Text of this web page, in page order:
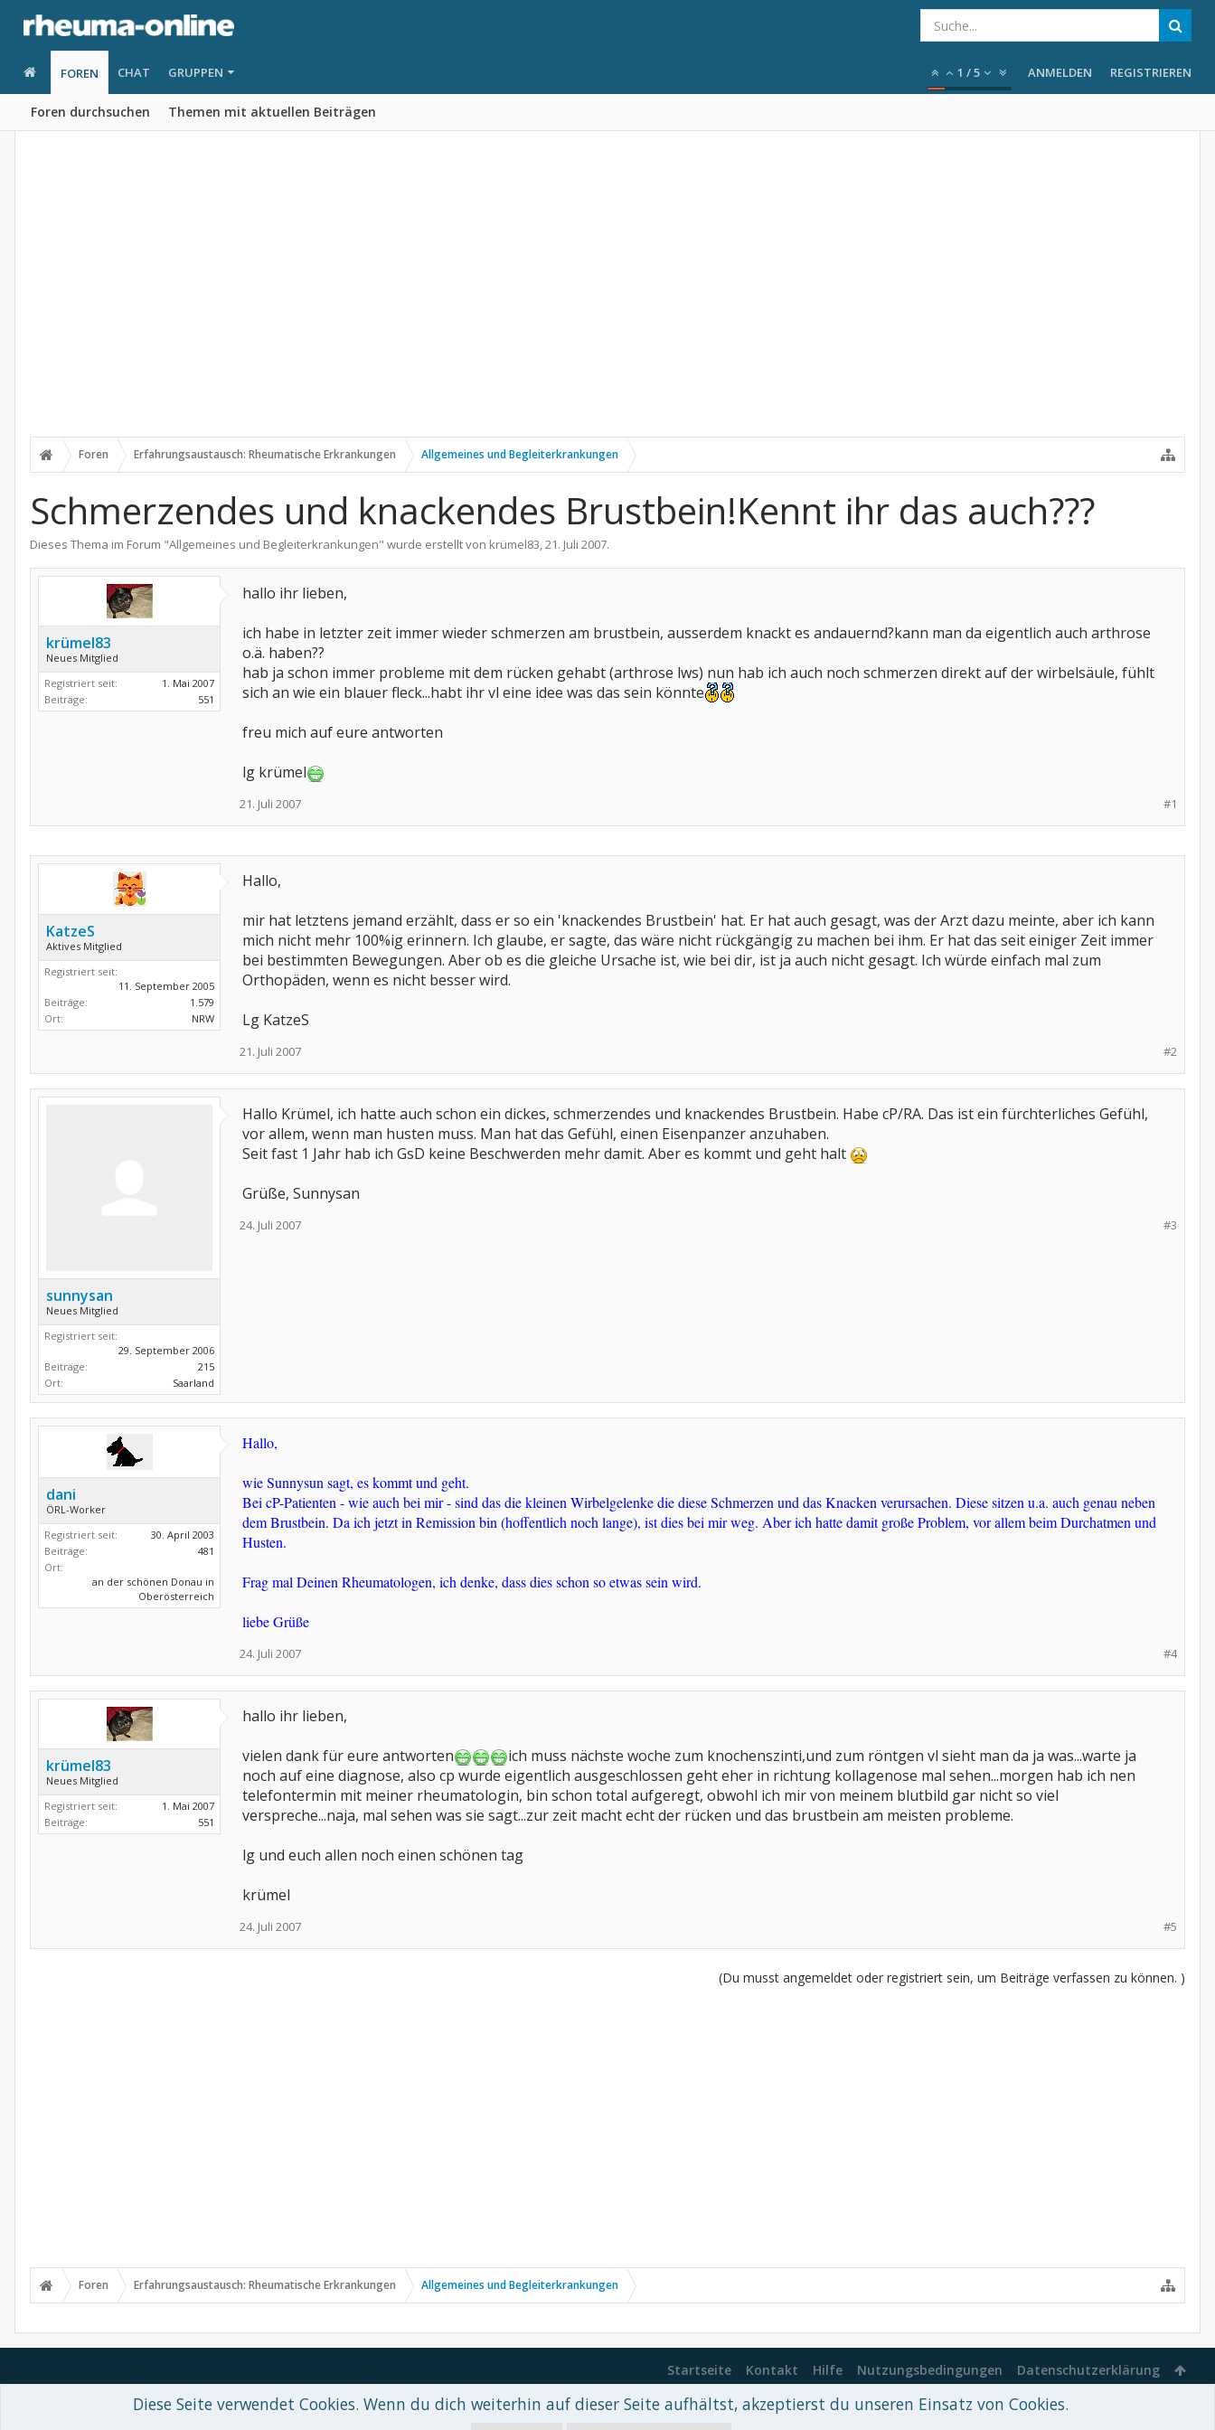
FOREN
Foren durchsuchen Themen mit aktuellen Beiträgen
CHAT GRUPPEN 1 /5 ANMELDEN REGISTRIEREN
Foren Erfahrungsaustausch: Rheumatische Erkrankungen Allgemeines und Begleiterkrankungen
Schmerzendes und knackendes Brustbein!Kennt ihr das auch???
Dieses Thema im Forum "Allgemeines und Begleiterkrankungen" wurde erstellt von krümel83,21. Juli 2007.
krümel83
Neues Mitglied
Registriert seit:
1. Mai 2007
Beiträge:
551
hallo ihr lieben,
ich habe in letzter zeit immer wieder schmerzen am brustbein, ausserdem knackt es andauernd?kann man da eigentlich auch arthrose
o.ä. haben??
hab ja schon immer probleme mit dem rücken gehabt (arthrose lws) nun hab ich auch noch schmerzen direkt auf der wirbelsäule, fühlt
sich an wie ein blauer fleck...habt ihr vl eine idee was das sein könnte
freu mich auf eure antworten
lg krümel
#1
21. Juli 2007
KatzeS
Aktives Mitglied
Registriert seit:
11. September 2005
Beiträge:
1.579
Ort:
NRW
Hallo,
mir hat letztens jemand erzählt, dass er so ein 'knackendes Brustbein' hat. Er hat auch gesagt, was der Arzt dazu meinte, aber ich kann
mich nicht mehr 100%ig erinnern. Ich glaube, er sagte, das wäre nicht rückgängig zu machen bei ihm. Er hat das seit einiger Zeit immer
bei bestimmten Bewegungen. Aber ob es die gleiche Ursache ist, wie bei dir, ist ja auch nicht gesagt. Ich würde einfach mal zum
Orthopäden, wenn es nicht besser wird.
Lg KatzeS
#2
21. Juli 2007
sunnysan
Neues Mitglied
Registriert seit:
29. September 2006
Beiträge:
215
Ort:
Saarland
Hallo Krümel, ich hatte auch schon ein dickes, schmerzendes und knackendes Brustbein. Habe cP/RA. Das ist ein fürchterliches Gefühl,
vor allem, wenn man husten muss. Man hat das Gefühl, einen Eisenpanzer anzuhaben.
Seit fast 1 Jahr hab ich GsD keine Beschwerden mehr damit. Aber es kommt und geht halt
Grüße, Sunnysan
#3
24. Juli 2007
dani
ÖRL-Worker
Registriert seit:
30. April 2003
Beiträge:
481
Ort:
an der schönen Donau in
Oberösterreich
Hallo,
wie Sunnysun sagt, es kommt und geht.
Bei cP-Patienten - wie auch bei mir - sind das die kleinen Wirbelgelenke die diese Schmerzen und das Knacken verursachen. Diese sitzen u.a. auch genau neben
dem Brustbein. Da ich jetzt in Remission bin (hoffentlich noch lange), ist dies bei mir weg. Aber ich hatte damit große Problem, vor allem beim Durchatmen und
Husten.
Frag mal Deinen Rheumatologen, ich denke, dass dies schon so etwas sein wird.
liebe Grüße
#4
24. Juli 2007
krümel83
Neues Mitglied
Registriert seit:
1. Mai 2007
Beiträge:
551
hallo ihr lieben,
vielen dank für eure antworten
ich muss nächste woche zum knochenszinti,und zum röntgen vl sieht man da ja was...warte ja
noch auf eine diagnose, also cp wurde eigentlich ausgeschlossen geht eher in richtung kollagenose mal sehen...morgen hab ich nen
telefontermin mit meiner rheumatologin, bin schon total aufgeregt, obwohl ich mir von meinem blutbild gar nicht so viel
verspreche...naja, mal sehen was sie sagt...zur zeit macht echt der rücken und das brustbein am meisten probleme.
lg und euch allen noch einen schönen tag
krümel
#5
24. Juli 2007
(Du musst angemeldet oder registriert sein, um Beiträge verfassen zu können. )
Foren Erfahrungsaustausch: Rheumatische Erkrankungen Allgemeines und Begleiterkrankungen
Startseite Kontakt Hilfe Nutzungsbedingungen Datenschutzerklärung
Forum software by XenForo™© 2010-2018 XenForo Ltd.-Deutsch von xenDach©2010-2017
Diese Seite verwendet Cookies. Wenn du dich weiterhin auf dieser Seite aufhältst, akzeptierst du unseren Einsatz von Cookies.